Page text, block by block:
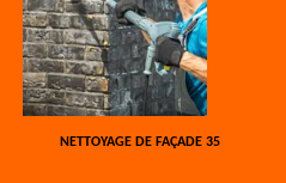
NETTOYAGE DE FAÇADE 35